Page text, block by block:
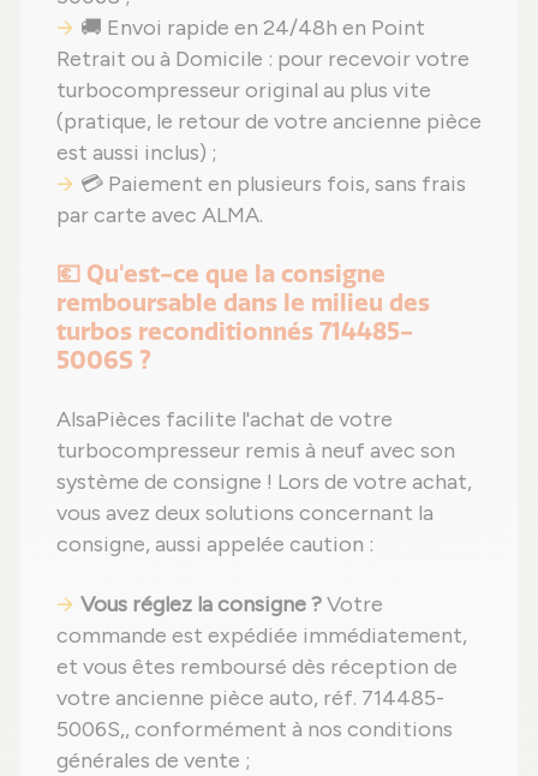
🚚 Envoi rapide en 24/48h en Point
Retrait ou à Domicile : pour recevoir votre
turbocompresseur original au plus vite
(pratique, le retour de votre ancienne pièce
est aussi inclus) ;
💳 Paiement en plusieurs fois, sans frais
par carte avec ALMA.
💶 Qu'est-ce que la consigne
remboursable dans le milieu des
turbos reconditionnés 714485-
5006S ?
AlsaPièces facilite l'achat de votre
turbocompresseur remis à neuf avec son
système de consigne ! Lors de votre achat,
vous avez deux solutions concernant la
consigne, aussi appelée caution :
Vous réglez la consigne ?Votre
commande est expédiée immédiatement,
et vous êtes remboursé dès réception de
votre ancienne pièce auto, réf. 714485-
5006S,, conformément à nos conditions
générales de vente ;